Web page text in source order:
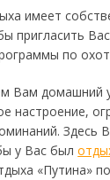
имеет
пригласить
по
Вам домашний
настроение,
Здесь
у Вас был
«Путина»